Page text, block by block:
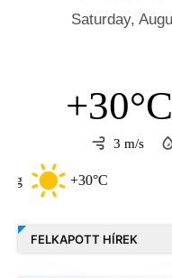
+30°C
3 m/s
+30°C
FELKAPOTT HÍREK